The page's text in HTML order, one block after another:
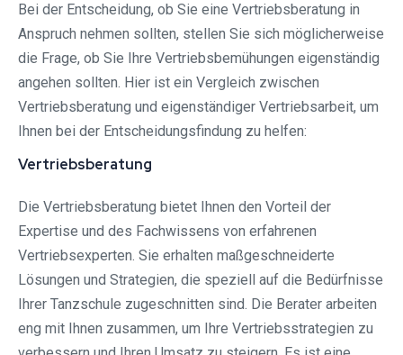
Bei der Entscheidung, ob Sie eine Vertriebsberatung in
Anspruch nehmen sollten, stellen Sie sich möglicherweise
die Frage, ob Sie Ihre Vertriebsbemühungen eigenständig
angehen sollten. Hier ist ein Vergleich zwischen
Vertriebsberatung und eigenständiger Vertriebsarbeit, um
Ihnen bei der Entscheidungsfindung zu helfen:
Vertriebsberatung
Die Vertriebsberatung bietet Ihnen den Vorteil der
Expertise und des Fachwissens von erfahrenen
Vertriebsexperten. Sie erhalten maßgeschneiderte
Lösungen und Strategien, die speziell auf die Bedürfnisse
Ihrer Tanzschule zugeschnitten sind. Die Berater arbeiten
eng mit Ihnen zusammen, um Ihre Vertriebsstrategien zu